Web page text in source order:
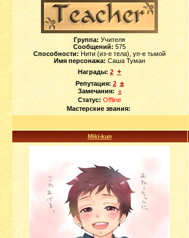
Группа:Учителя
Сообщений: 575
Способности: Нити (из-е тела), уп-е тьмой
Имя персонажа: Саша Туман
Награды: 2 +
Репутация: 2 ±
Замечания: ±
Статус: Offline
Мастерские звания:
Miki-kun